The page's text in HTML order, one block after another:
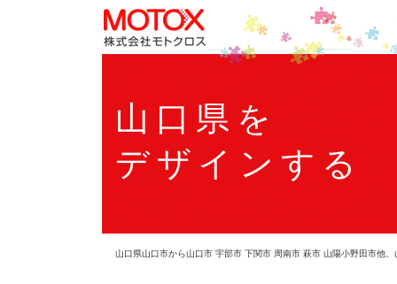
山口県を
デザインする
山口県山口市から山口市 宇部市 下関市 周南市 萩市 山陽小野田市他